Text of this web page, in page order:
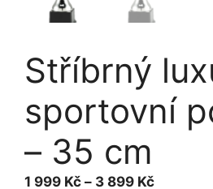
Stříbrný
sportovní
– 35 cm
1 999 Kč – 3 899 KčRozpětí